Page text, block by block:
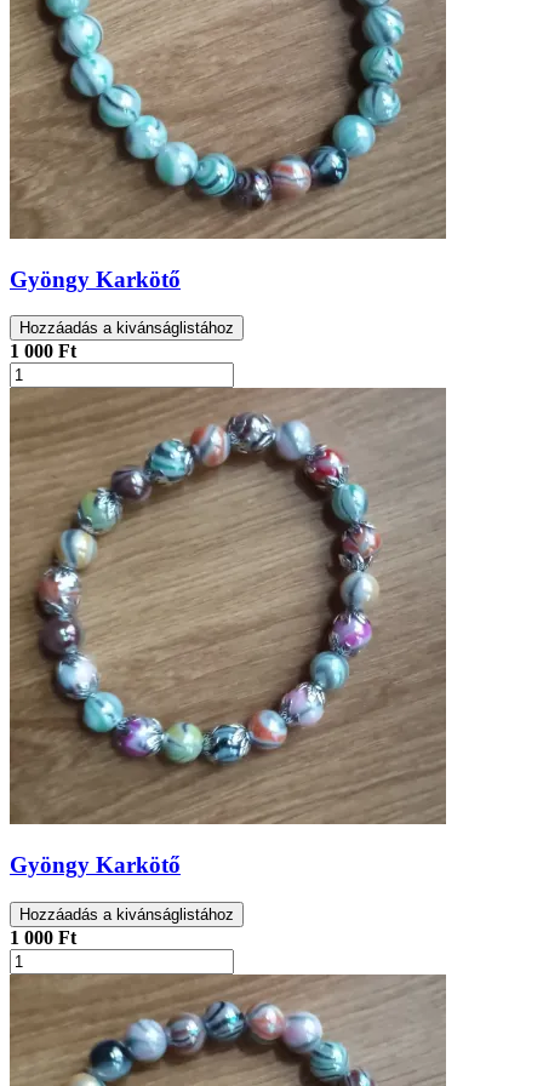
Gyöngy Karkötő
Hozzáadás a kivánságlistához
1 000 Ft
Gyöngy Karkötő
Hozzáadás a kivánságlistához
1 000 Ft